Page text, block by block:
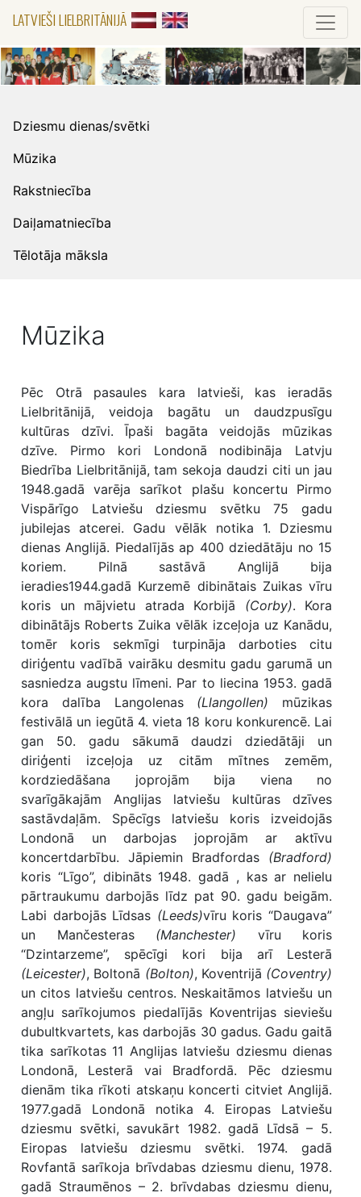
LATVIEŠI LIELBRITĀNIJĀ
Dziesmu dienas/svētki
Mūzika
Rakstniecība
Daiļamatniecība
Tēlotāja māksla
Mūzika
Pēc Otrā pasaules kara latvieši, kas ieradās
Lielbritānijā, veidoja bagātu un daudzpusīgu
kultūras dzīvi. Īpaši bagāta veidojās mūzikas
dzīve. Pirmo kori Londonā nodibināja Latvju
Biedrība Lielbritānijā, tam sekoja daudzi citi un jau
1948.gadā varēja sarīkot plašu koncertu Pirmo
Vispārīgo Latviešu dziesmu svētku 75 gadu
jubilejas atcerei. Gadu vēlāk notika 1. Dziesmu
dienas Anglijā. Piedalījās ap 400 dziedātāju no 15
koriem. Pilnā sastāvā Anglijā bija
ieradies1944.gadā Kurzemē dibinātais Zuikas vīru
koris un mājvietu atrada Korbijā (Corby). Kora
dibinātājs Roberts Zuika vēlāk izceļoja uz Kanādu,
tomēr koris sekmīgi turpināja darboties citu
diriģentu vadībā vairāku desmitu gadu garumā un
sasniedza augstu līmeni. Par to liecina 1953. gadā
kora dalība Langolenas (Llangollen) mūzikas
festivālā un iegūtā 4. vieta 18 koru konkurencē. Lai
gan 50. gadu sākumā daudzi dziedātāji un
diriģenti izceļoja uz citām mītnes zemēm,
kordziedāšana joprojām bija viena no
svarīgākajām Anglijas latviešu kultūras dzīves
sastāvdaļām. Spēcīgs latviešu koris izveidojās
Londonā un darbojas joprojām ar aktīvu
koncertdarbību. Jāpiemin Bradfordas (Bradford)
koris “Līgo”, dibināts 1948. gadā , kas ar nelielu
pārtraukumu darbojās līdz pat 90. gadu beigām.
Labi darbojās Līdsas (Leeds)vīru koris “Daugava”
un Mančesteras (Manchester) vīru koris
“Dzintarzeme”, spēcīgi kori bija arī Lesterā
(Leicester), Boltonā (Bolton), Koventrijā (Coventry)
un citos latviešu centros. Neskaitāmos latviešu un
angļu sarīkojumos piedalījās Koventrijas sieviešu
dubultkvartets, kas darbojās 30 gadus. Gadu gaitā
tika sarīkotas 11 Anglijas latviešu dziesmu dienas
Londonā, Lesterā vai Bradfordā. Pēc dziesmu
dienām tika rīkoti atskaņu koncerti citviet Anglijā.
1977.gadā Londonā notika 4. Eiropas Latviešu
dziesmu svētki, savukārt 1982. gadā Līdsā – 5.
Eiropas latviešu dziesmu svētki. 1974. gadā
Rovfantā sarīkoja brīvdabas dziesmu dienu, 1978.
gadā Straumēnos – 2. brīvdabas dziesmu dienu,